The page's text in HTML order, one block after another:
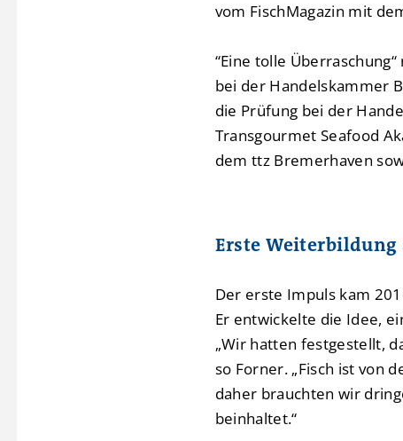
vom FischMagazin mit
“Eine tolle
bei der Handelskammer
die Prüfung bei der
Transgourmet Seafood
dem ttz Bremerhaven
Erste Weiterbildung
Der erste Impuls kam
Er entwickelte die Idee,
„Wir hatten festgestellt,
so Forner. „Fisch ist von
daher brauchten wir
beinhaltet.“